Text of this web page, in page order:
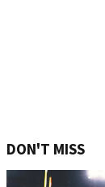
DON'T MISS